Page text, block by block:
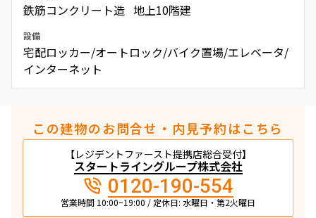
鉄筋コンクリート造 地上10階建
設備
宅配ロッカー/オートロック/バイク置場/エレベータ/
インターネット
この建物のお問合せ・内見予約はこちら
【レジデントファースト提携店総合受付】
スタートライングループ株式会社
0120-190-554
営業時間 10:00~19:00 / 定休日: 水曜日・第2火曜日